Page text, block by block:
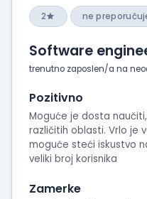
2 ne
Software
trenutno zaposlen/a na
Pozitivno
Moguće je dosta
različitih oblasti. Vrlo je
moguće steći iskustvo
veliki broj korisnika
Zamerke